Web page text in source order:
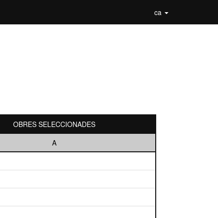
ca
OBRES SELECCIONADES
A